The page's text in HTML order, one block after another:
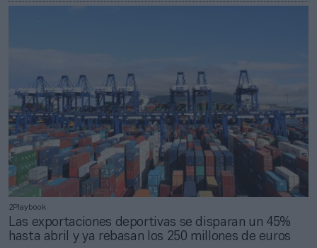
2Playbook
Las exportaciones deportivas se disparan un 45%
hasta abril y ya rebasan los 250 millones de euros